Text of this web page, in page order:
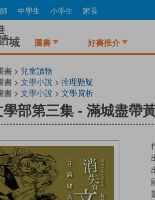
中學生 小學生 家長
圖書 好書推介
書 > 兒童讀物
書 > 文學小說 > 推理懸疑
書 > 文學小說 > 文學賞析
部第三集 - 滿城盡帶